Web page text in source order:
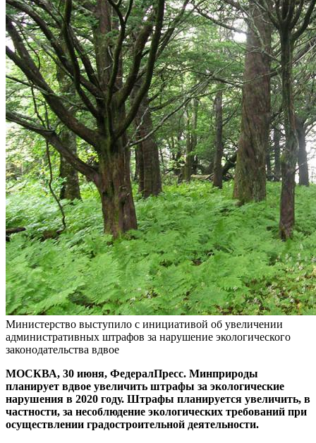
Министерство выступило с инициативой об увеличении
административных штрафов за нарушение экологического
законодательства вдвое
МОСКВА, 30 июня, ФедералПресс. Минприроды
планирует вдвое увеличить штрафы за экологические
нарушения в 2020 году. Штрафы планируется увеличить, в
частности, за несоблюдение экологических требований при
осуществлении градостроительной деятельности.